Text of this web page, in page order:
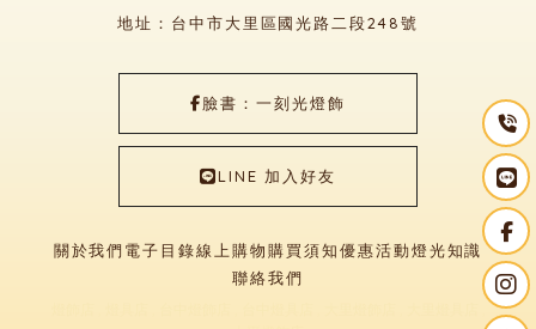
地址：台中市大里區國光路二段248號
臉書：一刻光燈飾
LINE 加入好友
關於我們 電子目錄線上購物購買須知優惠活動燈光知識
聯絡我們